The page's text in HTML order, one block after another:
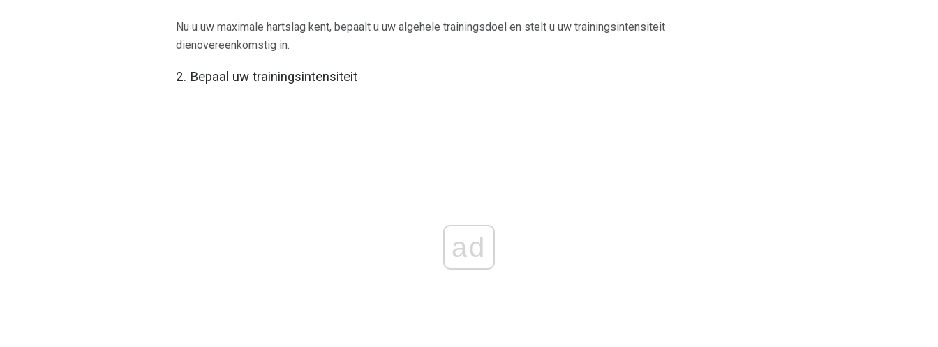
Nu u uw maximale hartslag kent, bepaalt u uw algehele trainingsdoel en stelt u uw trainingsintensiteit
dienovereenkomstig in.
2. Bepaal uw trainingsintensiteit
ad